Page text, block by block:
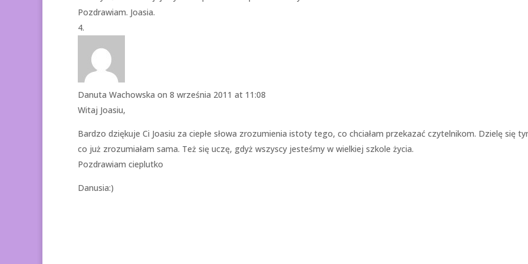
Pozdrawiam. Joasia.
Danuta Wachowska on 8 września 2011 at 11:08
Witaj Joasiu,
Bardzo dziękuje Ci Joasiu za ciepłe słowa zrozumienia istoty tego, co chciałam przekazać czytelnikom. Dzielę się
co już zrozumiałam sama. Też się uczę, gdyż wszyscy jesteśmy w wielkiej szkole życia.
Pozdrawiam cieplutko
Danusia:)